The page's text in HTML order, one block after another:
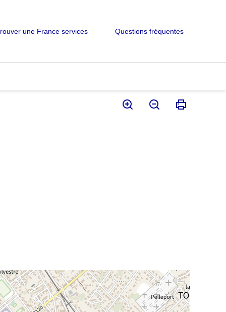
une France services Questions fréquentes